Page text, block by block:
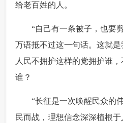
给老百姓的人。
“自己有一条被子，也要剪
万语抵不过这一句话。这就是
人民不拥护这样的党拥护谁
谁？
“长征是一次唤醒民众的伟
民而战，理想信念深深植根